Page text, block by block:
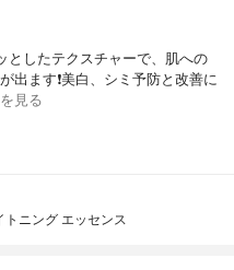
としたテクスチャーで、肌への
出ます❗️美白、シミ予防と改善に
見る
トニング エッセンス